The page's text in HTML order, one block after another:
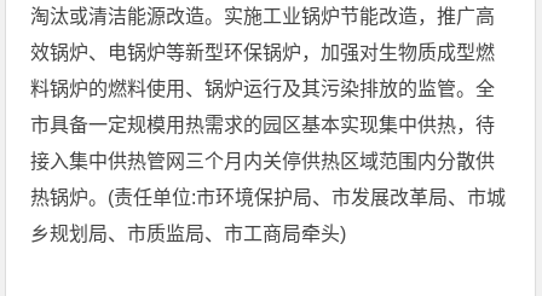
淘汰或清洁能源改造。实施工业锅炉节能改造，推广高
效锅炉、电锅炉等新型环保锅炉，加强对生物质成型燃
料锅炉的燃料使用、锅炉运行及其污染排放的监管。全
市具备一定规模用热需求的园区基本实现集中供热，待
接入集中供热管网三个月内关停供热区域范围内分散供
热锅炉。(责任单位:市环境保护局、市发展改革局、市城
乡规划局、市质监局、市工商局牵头)